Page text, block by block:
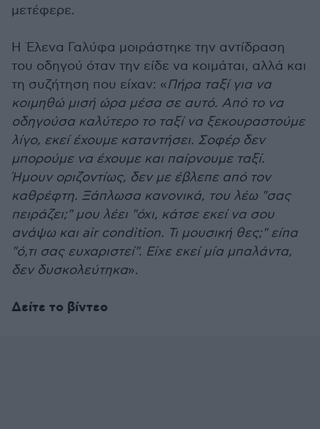
μετέφερε.
Η Έλενα Γαλύφα μοιράστηκε την αντίδραση
του οδηγού όταν την είδε να κοιμάται, αλλά και
τη συζήτηση που είχαν: «Πήρα ταξί για να
κοιμηθώ μισή ώρα μέσα σε αυτό. Από το να
οδηγούσα καλύτερο το ταξί να ξεκουραστούμε
λίγο, εκεί έχουμε καταντήσει. Σοφέρ δεν
μπορούμε να έχουμε και παίρνουμε ταξί.
Ήμουν οριζοντίως, δεν με έβλεπε από τον
καθρέφτη. Ξάπλωσα κανονικά, του λέω "σας
πειράζει;" μου λέει "όχι, κάτσε εκεί να σου
ανάψω και air condition. Τι μουσική θες;" είπα
"ό,τι σας ευχαριστεί". Είχε εκεί μία μπαλάντα,
δεν δυσκολεύτηκα».
Δείτε το βίντεο